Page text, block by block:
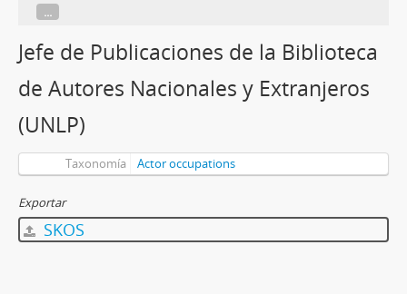
...
Jefe de Publicaciones de la Biblioteca
de Autores Nacionales y Extranjeros
(UNLP)
Taxonomía Actor occupations
Exportar
SKOS